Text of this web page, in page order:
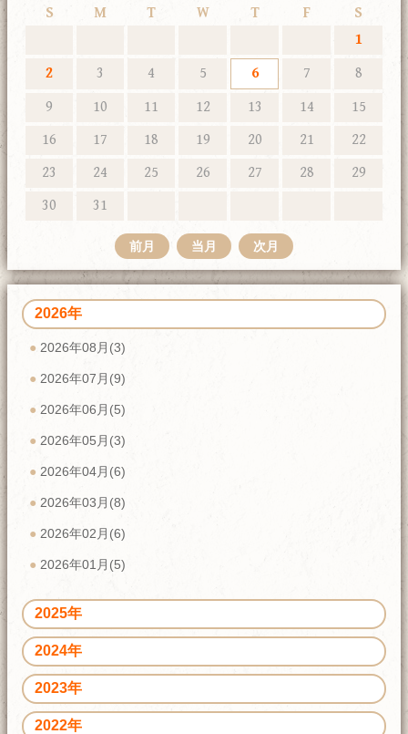
S M T W T F
S
1
2
3 4 5 6 7
8
9
10 11 12 13 14
15
16
17 18 19 20 21
22
23
24 25 26 27 28
29
30
31
前月 当月 次月
2026年
2026年08月(3)
2026年07月(9)
2026年06月(5)
2026年05月(3)
2026年04月(6)
2026年03月(8)
2026年02月(6)
2026年01月(5)
2025年
2024年
2023年
2022年